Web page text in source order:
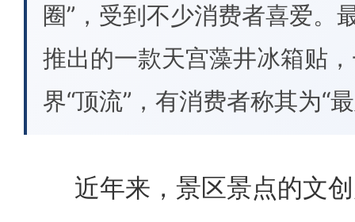
圈”，受到不少消费者喜爱。
推出的一款天宫藻井冰箱贴
界“顶流”，有消费者称其为“
近年来，景区景点的文创